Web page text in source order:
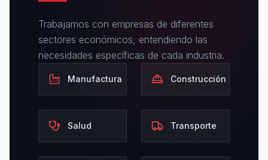
Trabajamos con empresas de diferentes
sectores económicos, entendiendo las
necesidades específicas de cada industria.
Manufactura Construcción
Salud Transporte